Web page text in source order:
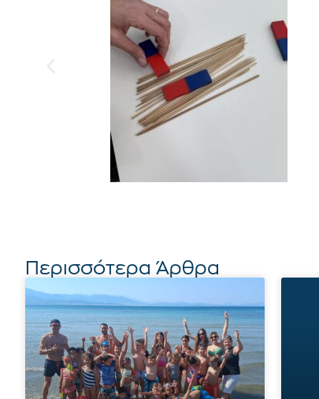
Περισσότερα Άρθρα